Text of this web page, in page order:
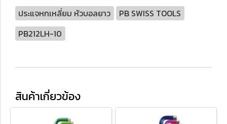
ประแจหกเหลี่ยม หัวบอลยาว
PB SWISS TOOLS
PB212LH-10
สินค้าเกี่ยวข้อง